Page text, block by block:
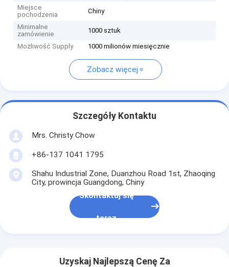
Miejsce
pochodzenia
Chiny
Minimalne
zamówienie
1000 sztuk
Możliwość Supply 1000 milionów miesięcznie
Zobacz więcej
Szczegóły Kontaktu
Mrs. Christy Chow
+86-137 1041 1795
Shahu Industrial Zone, Duanzhou Road 1st, Zhaoqing
City, prowincja Guangdong, Chiny
Skontaktuj się
teraz
Uzyskaj Najlepszą Cenę Za